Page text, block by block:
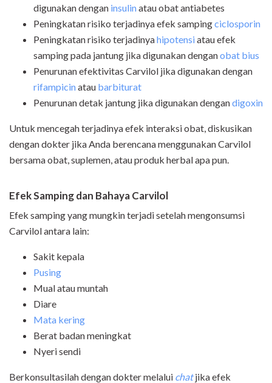
digunakan dengan insulinatau obat antiabetes
Peningkatan risiko terjadinya efek sampingciclosporin
Peningkatan risiko terjadinyahipotensiatau efek
samping pada jantung jika digunakan denganobat bius
Penurunan efektivitas Carvilol jika digunakan dengan
rifampicinatau barbiturat
Penurunan detak jantung jika digunakan dengandigoxin
Untuk mencegah terjadinya efek interaksi obat, diskusikan
dengan dokter jika Anda berencana menggunakan Carvilol
bersama obat, suplemen, atau produk herbal apa pun.
Efek Samping dan Bahaya Carvilol
Efek samping yang mungkin terjadi setelah mengonsumsi
Carvilol antara lain:
Sakit kepala
Pusing
Mual atau muntah
Diare
Mata kering
Berat badan meningkat
Nyeri sendi
Berkonsultasilah dengan dokter melalui chatjika efek